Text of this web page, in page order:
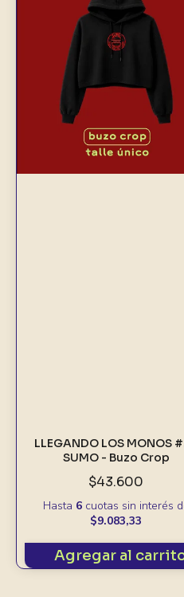
LLEGANDO LOS MONOS
SUMO - Buzo Crop
$43.600
Hasta 6cuotas sin interés
$9.083,33
Agregar al